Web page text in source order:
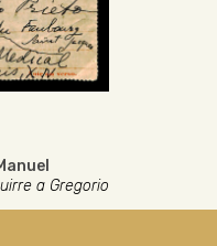
a Gregorio